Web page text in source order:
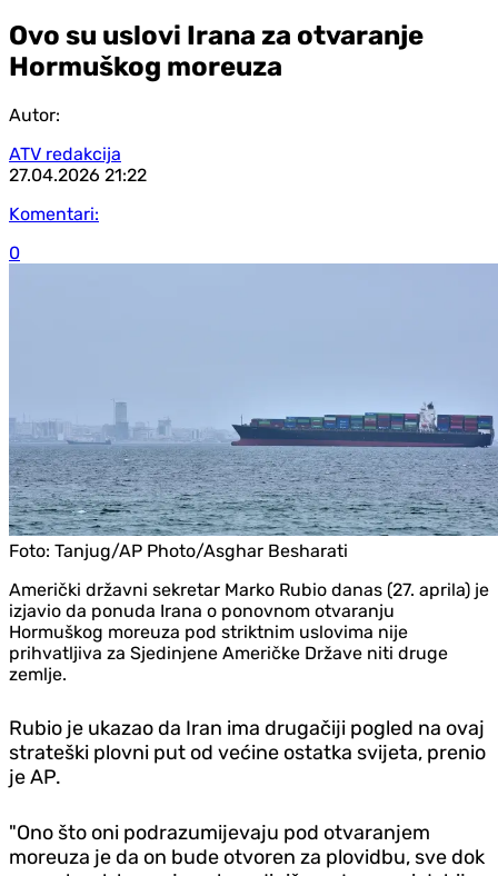
Ovo su uslovi Irana za otvaranje
Hormuškog moreuza
Autor:
ATV redakcija
27.04.2026 21:22
Komentari:
0
Foto: Tanjug/AP Photo/Asghar Besharati
Američki državni sekretar Marko Rubio danas (27. aprila) je
izjavio da ponuda Irana o ponovnom otvaranju
Hormuškog moreuza pod striktnim uslovima nije
prihvatljiva za Sjedinjene Američke Države niti druge
zemlje.
Rubio je ukazao da Iran ima drugačiji pogled na ovaj
strateški plovni put od većine ostatka svijeta, prenio
je AP.
"Ono što oni podrazumijevaju pod otvaranjem
moreuza je da on bude otvoren za plovidbu, sve dok